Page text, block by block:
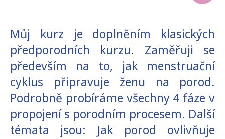
Můj kurz je doplněním klasických
předporodních kurzu. Zaměřuji se
především na to, jak menstruační
cyklus připravuje ženu na porod.
Podrobně probíráme všechny 4 fáze v
propojení s porodním procesem. Další
témata jsou: Jak porod ovlivňuje